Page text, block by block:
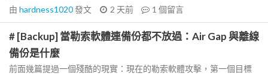
由 hardness1020發文 2 天前 1 個留言
# [Backup] 當勒索軟體連備份都不放過：Air Gap 與離線
備份是什麼
前面幾篇提過一個殘酷的現實：現在的勒索軟體攻擊，第一個目標